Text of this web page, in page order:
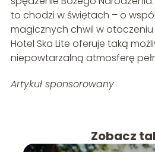
to chodzi w świętach – o
magicznych chwil w
Hotel Ska Lite oferuje taką
niepowtarzalną atmosferę
Artykuł sponsorowany
Zobacz